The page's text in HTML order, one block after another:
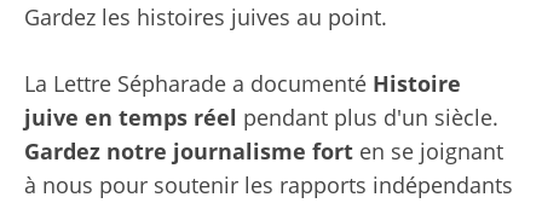
Gardez les histoires juives au point.
La Lettre Sépharade a documenté Histoire
juive en temps réel pendant plus d'un siècle.
Gardez notre journalisme fort en se joignant
à nous pour soutenir les rapports indépendants